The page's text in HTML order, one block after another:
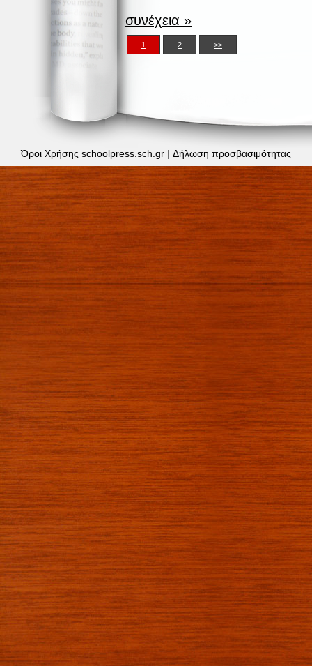
συνέχεια »
1 2 >>
Όροι Χρήσης schoolpress.sch.gr | Δήλωση προσβασιμότητας